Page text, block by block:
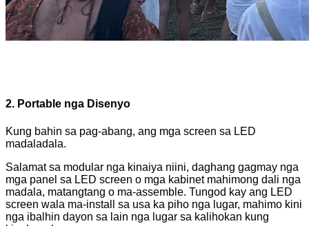
2. Portable nga Disenyo
Kung bahin sa pag-abang, ang mga screen sa LED
madaladala.
Salamat sa modular nga kinaiya niini, daghang gagmay nga
mga panel sa LED screen o mga kabinet mahimong dali nga
madala, matangtang o ma-assemble. Tungod kay ang LED
screen wala ma-install sa usa ka piho nga lugar, mahimo kini
nga ibalhin dayon sa lain nga lugar sa kalihokan kung